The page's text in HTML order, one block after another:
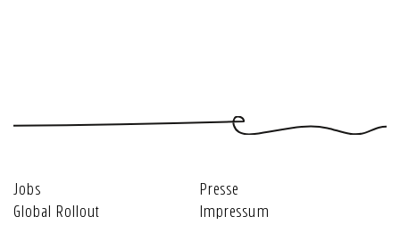
Jobs
Presse
Global Rollout
Impressum